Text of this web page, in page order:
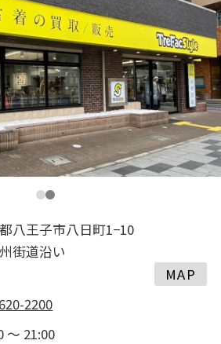
八王子市八日町1−10
街道沿い
MAP
2200
～ 21:00